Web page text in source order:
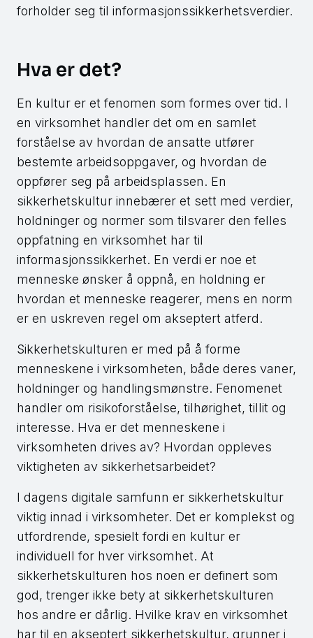
forholder seg til informasjonssikkerhetsverdier.
Hva er det?
En kultur er et fenomen som formes over tid. I
en virksomhet handler det om en samlet
forståelse av hvordan de ansatte utfører
bestemte arbeidsoppgaver, og hvordan de
oppfører seg på arbeidsplassen. En
sikkerhetskultur innebærer et sett med verdier,
holdninger og normer som tilsvarer den felles
oppfatning en virksomhet har til
informasjonssikkerhet. En verdi er noe et
menneske ønsker å oppnå, en holdning er
hvordan et menneske reagerer, mens en norm
er en uskreven regel om akseptert atferd.
Sikkerhetskulturen er med på å forme
menneskene i virksomheten, både deres vaner,
holdninger og handlingsmønstre. Fenomenet
handler om risikoforståelse, tilhørighet, tillit og
interesse. Hva er det menneskene i
virksomheten drives av? Hvordan oppleves
viktigheten av sikkerhetsarbeidet?
I dagens digitale samfunn er sikkerhetskultur
viktig innad i virksomheter. Det er komplekst og
utfordrende, spesielt fordi en kultur er
individuell for hver virksomhet. At
sikkerhetskulturen hos noen er definert som
god, trenger ikke bety at sikkerhetskulturen
hos andre er dårlig. Hvilke krav en virksomhet
har til en akseptert sikkerhetskultur, grunner i